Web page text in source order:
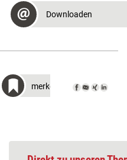
Downloaden
merken